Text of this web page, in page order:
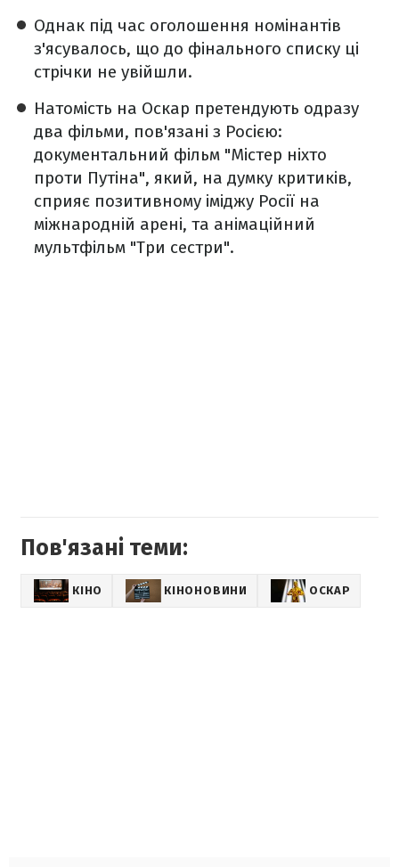
Однак під час оголошення номінантів
з'ясувалось, що до фінального списку ці
стрічки не увійшли.
Натомість на Оскар претендують одразу
два фільми, пов'язані з Росією:
документальний фільм "Містер ніхто
проти Путіна", який, на думку критиків,
сприяє позитивному іміджу Росії на
міжнародній арені, та анімаційний
мультфільм "Три сестри".
Пов'язані теми:
КІНО КІНОНОВИНИ ОСКАР